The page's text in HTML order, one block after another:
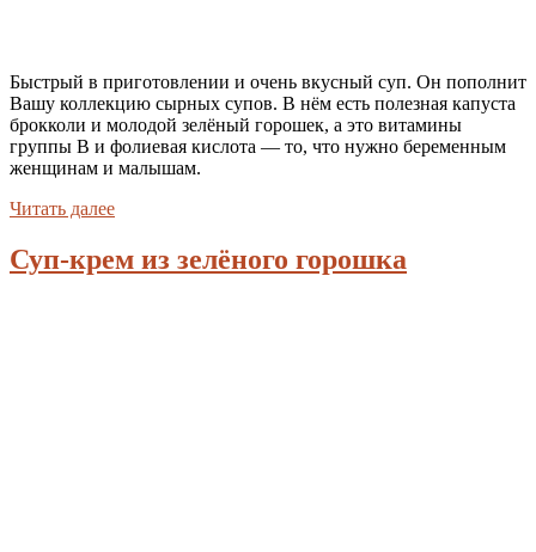
Быстрый в приготовлении и очень вкусный суп. Он пополнит
Вашу коллекцию сырных супов. В нём есть полезная капуста
брокколи и молодой зелёный горошек, а это витамины
группы В и фолиевая кислота — то, что нужно беременным
женщинам и малышам.
Читать далее
Суп-крем из зелёного горошка